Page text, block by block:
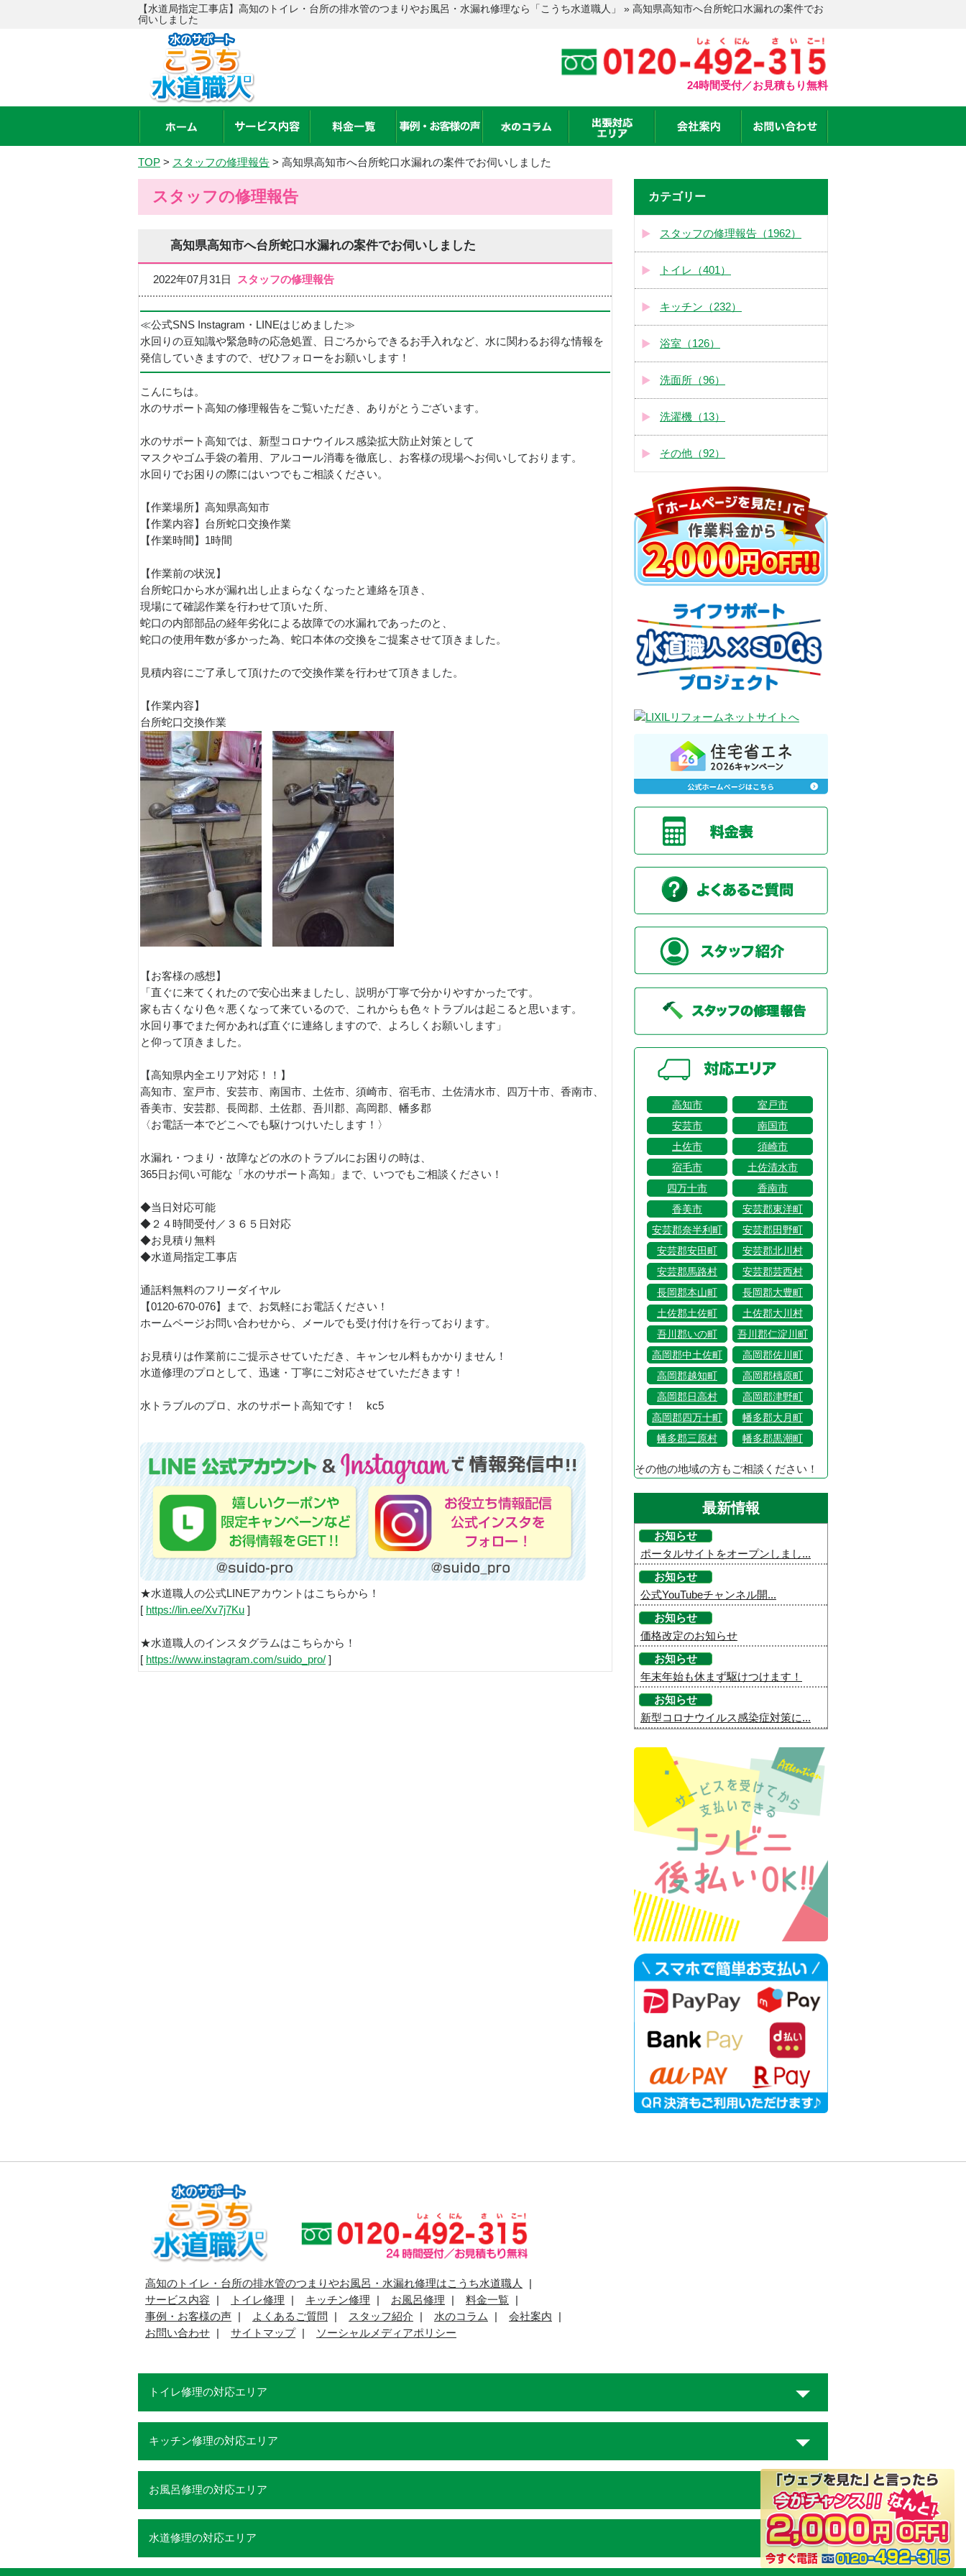
【水道局指定工事店】高知のトイレ・台所の排水管のつまりやお風呂・水漏れ修理なら「こうち水道職人」 » 高知県高知市へ台所蛇口水漏れの案件でお
伺いしました
24時間受付／お見積もり無料
TOP > スタッフの修理報告 > 高知県高知市へ台所蛇口水漏れの案件でお伺いしました
スタッフの修理報告
高知県高知市へ台所蛇口水漏れの案件でお伺いしました
2022年07月31日 スタッフの修理報告
≪公式SNS Instagram・LINEはじめました≫
水回りの豆知識や緊急時の応急処置、日ごろからできるお手入れなど、水に関わるお得な情報を
発信していきますので、ぜひフォローをお願いします！
こんにちは。
水のサポート高知の修理報告をご覧いただき、ありがとうございます。
水のサポート高知では、新型コロナウイルス感染拡大防止対策として
マスクやゴム手袋の着用、アルコール消毒を徹底し、お客様の現場へお伺いしております。
水回りでお困りの際にはいつでもご相談ください。
【作業場所】高知県高知市
【作業内容】台所蛇口交換作業
【作業時間】1時間
【作業前の状況】
台所蛇口から水が漏れ出し止まらなくなったと連絡を頂き、
現場にて確認作業を行わせて頂いた所、
蛇口の内部部品の経年劣化による故障での水漏れであったのと、
蛇口の使用年数が多かった為、蛇口本体の交換をご提案させて頂きました。
見積内容にご了承して頂けたので交換作業を行わせて頂きました。
【作業内容】
台所蛇口交換作業
【お客様の感想】
「直ぐに来てくれたので安心出来ましたし、説明が丁寧で分かりやすかったです。
家も古くなり色々悪くなって来ているので、これからも色々トラブルは起こると思います。
水回り事でまた何かあれば直ぐに連絡しますので、よろしくお願いします」
と仰って頂きました。
【高知県内全エリア対応！！】
高知市、室戸市、安芸市、南国市、土佐市、須崎市、宿毛市、土佐清水市、四万十市、香南市、
香美市、安芸郡、長岡郡、土佐郡、吾川郡、高岡郡、幡多郡
〈お電話一本でどこへでも駆けつけいたします！〉
水漏れ・つまり・故障などの水のトラブルにお困りの時は、
365日お伺い可能な「水のサポート高知」まで、いつでもご相談ください！
◆当日対応可能
◆２４時間受付／３６５日対応
◆お見積り無料
◆水道局指定工事店
通話料無料のフリーダイヤル
【0120-670-076】まで、お気軽にお電話ください！
ホームページお問い合わせから、メールでも受け付けを行っております。
お見積りは作業前にご提示させていただき、キャンセル料もかかりません！
水道修理のプロとして、迅速・丁寧にご対応させていただきます！
水トラブルのプロ、水のサポート高知です！ kc5
★水道職人の公式LINEアカウントはこちらから！
[ https://lin.ee/Xv7j7Ku ]
★水道職人のインスタグラムはこちらから！
[ https://www.instagram.com/suido_pro/ ]
カテゴリー
スタッフの修理報告（1962）
トイレ（401）
キッチン（232）
浴室（126）
洗面所（96）
洗濯機（13）
その他（92）
高知市
室戸市
安芸市
南国市
土佐市
須崎市
宿毛市
土佐清水市
四万十市
香南市
香美市
安芸郡東洋町
安芸郡奈半利町
安芸郡田野町
安芸郡安田町
安芸郡北川村
安芸郡馬路村
安芸郡芸西村
長岡郡本山町
長岡郡大豊町
土佐郡土佐町
土佐郡大川村
吾川郡いの町
吾川郡仁淀川町
高岡郡中土佐町
高岡郡佐川町
高岡郡越知町
高岡郡檮原町
高岡郡日高村
高岡郡津野町
高岡郡四万十町
幡多郡大月町
幡多郡三原村
幡多郡黒潮町
その他の地域の方もご相談ください！
最新情報
お知らせ
ポータルサイトをオープンしまし...
お知らせ
公式YouTubeチャンネル開...
お知らせ
価格改定のお知らせ
お知らせ
年末年始も休まず駆けつけます！
お知らせ
新型コロナウイルス感染症対策に...
高知のトイレ・台所の排水管のつまりやお風呂・水漏れ修理はこうち水道職人
サービス内容
トイレ修理 キッチン修理 お風呂修理
料金一覧
事例・お客様の声
よくあるご質問 スタッフ紹介 水のコラム
会社案内
お問い合わせ
サイトマップ ソーシャルメディアポリシー
トイレ修理の対応エリア
キッチン修理の対応エリア
お風呂修理の対応エリア
水道修理の対応エリア